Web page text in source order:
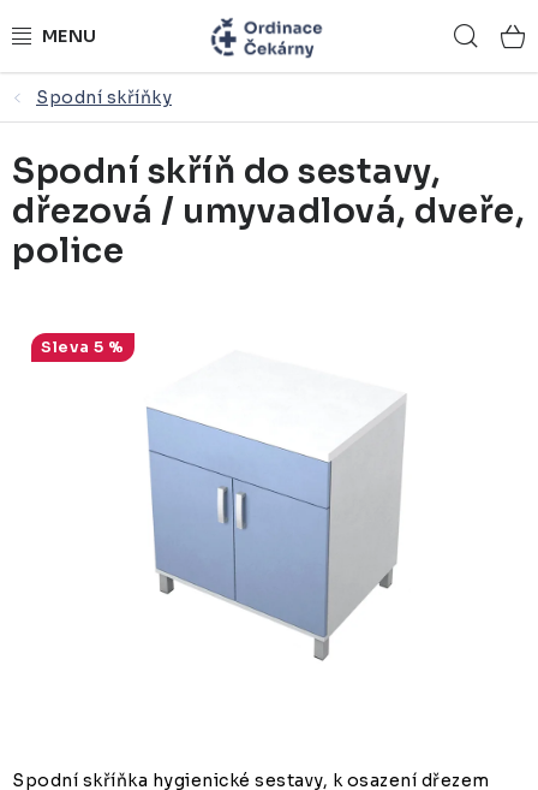
na
ORDINACE NA MÍRU
ZDRAVOTNICKÝ NÁBYTEK
LÉKAŘSKÉ VYBAVENÍ
KONTAKTY
NÁSTROJOVÉ STOLKY
ŽIDLE A LAVICE
ZUBAŘSKÝ NÁBYTEK
ZDRAVOTNICKÁ LEHÁTKA
Spodní skříňky
Spodní skříňka hygienické sestavy, k osazení dřezem
Spodní skříň do sestavy,
dřezová / umyvadlová, dveře,
police
5 %